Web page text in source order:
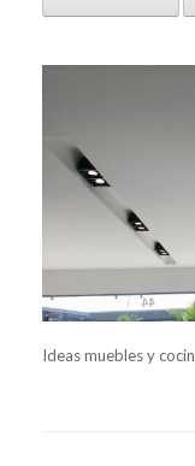
Ideas muebles y